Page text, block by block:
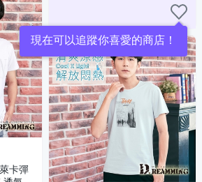
卡彈
現在可以追蹤你喜愛的商店！